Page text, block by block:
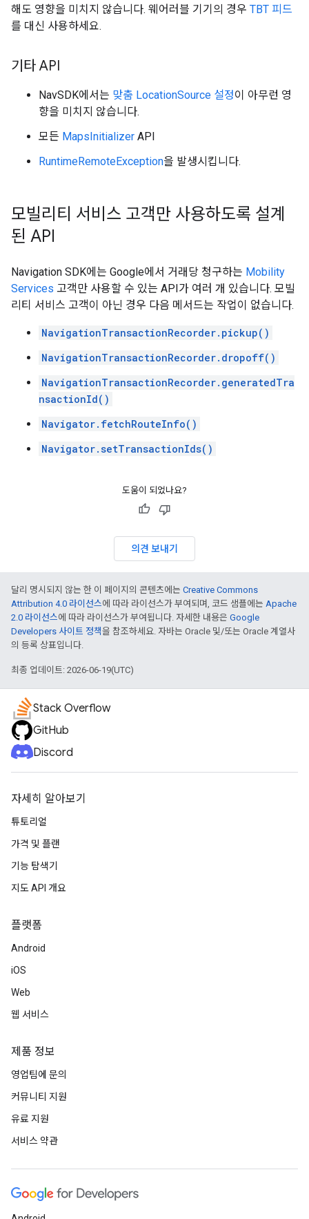
해도 영향을 미치지 않습니다. 웨어러블 기기의 경우 TBT 피드
를 대신 사용하세요.
기타 API
NavSDK에서는 맞춤 LocationSource 설정이 아무런 영
향을 미치지 않습니다.
모든 MapsInitializer API
RuntimeRemoteException을 발생시킵니다.
모빌리티 서비스 고객만 사용하도록 설계
된 API
Navigation SDK에는 Google에서 거래당 청구하는 Mobility
Services 고객만 사용할 수 있는 API가 여러 개 있습니다. 모빌
리티 서비스 고객이 아닌 경우 다음 메서드는 작업이 없습니다.
NavigationTransactionRecorder.pickup()
NavigationTransactionRecorder.dropoff()
NavigationTransactionRecorder.generatedTra
nsactionId()
Navigator.fetchRouteInfo()
Navigator.setTransactionIds()
도움이 되었나요?
의견 보내기
달리 명시되지 않는 한 이 페이지의 콘텐츠에는 Creative Commons
Attribution 4.0 라이선스에 따라 라이선스가 부여되며, 코드 샘플에는 Apache
2.0 라이선스에 따라 라이선스가 부여됩니다. 자세한 내용은 Google
Developers 사이트 정책을 참조하세요. 자바는 Oracle 및/또는 Oracle 계열사
의 등록 상표입니다.
최종 업데이트: 2026-06-19(UTC)
Stack Overflow
GitHub
Discord
자세히 알아보기
튜토리얼
가격 및 플랜
기능 탐색기
지도 API 개요
플랫폼
Android
iOS
Web
웹 서비스
제품 정보
영업팀에 문의
커뮤니티 지원
유료 지원
서비스 약관